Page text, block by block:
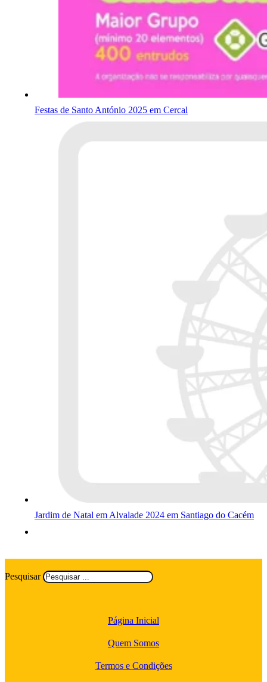
Festas de Santo António 2025 em Cercal
Jardim de Natal em Alvalade 2024 em Santiago do Cacém
Pesquisar
Página Inicial
Quem Somos
Termos e Condições